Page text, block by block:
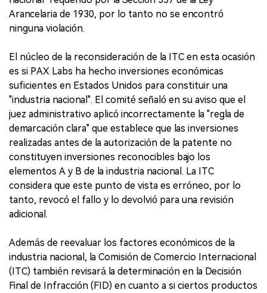
Arancelaria de 1930, por lo tanto no se encontró
ninguna violación.
El núcleo de la reconsideración de la ITC en esta ocasión
es si PAX Labs ha hecho inversiones económicas
suficientes en Estados Unidos para constituir una
"industria nacional". El comité señaló en su aviso que el
juez administrativo aplicó incorrectamente la "regla de
demarcación clara" que establece que las inversiones
realizadas antes de la autorización de la patente no
constituyen inversiones reconocibles bajo los
elementos A y B de la industria nacional. La ITC
considera que este punto de vista es erróneo, por lo
tanto, revocó el fallo y lo devolvió para una revisión
adicional.
Además de reevaluar los factores económicos de la
industria nacional, la Comisión de Comercio Internacional
(ITC) también revisará la determinación en la Decisión
Final de Infracción (FID) en cuanto a si ciertos productos